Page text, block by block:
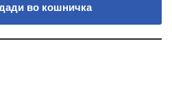
во кошничка